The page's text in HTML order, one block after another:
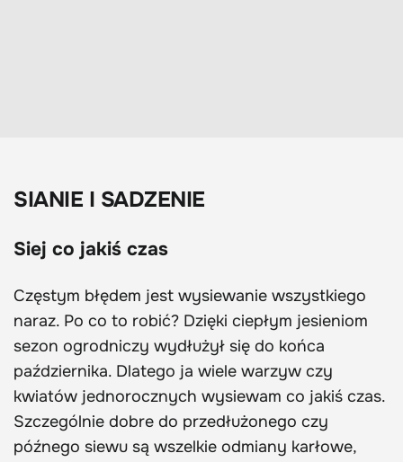
SIANIE I SADZENIE
Siej co jakiś czas
Częstym błędem jest wysiewanie wszystkiego
naraz. Po co to robić? Dzięki ciepłym jesieniom
sezon ogrodniczy wydłużył się do końca
października. Dlatego ja wiele warzyw czy
kwiatów jednorocznych wysiewam co jakiś czas.
Szczególnie dobre do przedłużonego czy
późnego siewu są wszelkie odmiany karłowe,